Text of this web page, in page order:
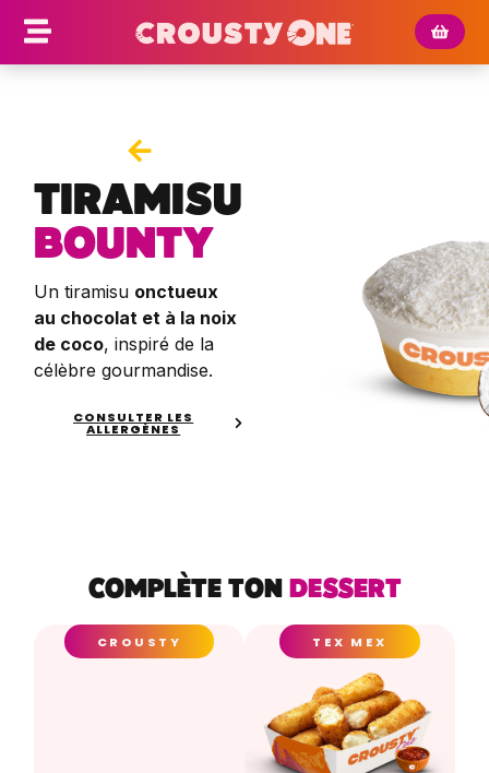
TIRAMISU
BOUNTY
Un tiramisu onctueux
au chocolat et à la noix
de coco, inspiré de la
célèbre gourmandise.
CONSULTER LES
ALLERGÈNES
COMPLÈTE TON DESSERT
CROUSTY TEX MEX